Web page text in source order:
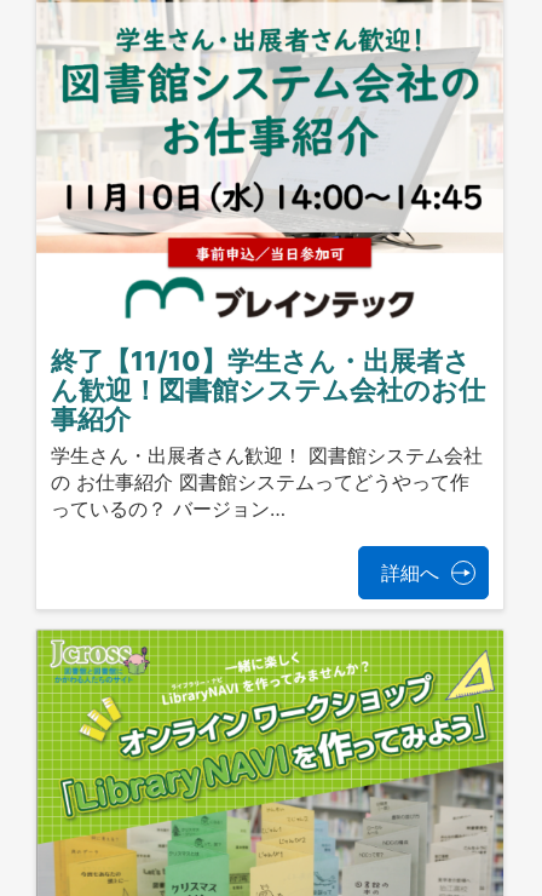
終了【11/10】学生さん・出展者さ
ん歓迎！図書館システム会社のお仕
事紹介
学生さん・出展者さん歓迎！ 図書館システム会社
の お仕事紹介 図書館システムってどうやって作
っているの？ バージョン…
詳細へ